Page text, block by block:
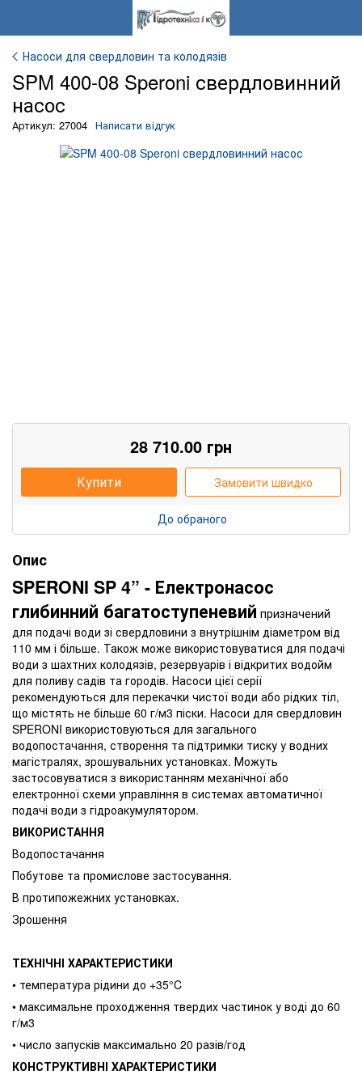
Насоси для свердловин та колодязів
SPM 400-08 Speroni свердловинний
насос
Артикул: 27004 Написати відгук
28 710.00 грн
Купити Замовити швидко
До обраного
Опис
SPERONI SP 4” - Електронасос
глибинний багатоступеневий призначений
для подачі води зі свердловини з внутрішнім діаметром від
110 мм і більше. Також може використовуватися для подачі
води з шахтних колодязів, резервуарів і відкритих водойм
для поливу садів та городів. Насоси цієї серії
рекомендуються для перекачки чистої води або рідких тіл,
що містять не більше 60 г/м3 піски. Насоси для свердловин
SPERONI використовуються для загального
водопостачання, створення та підтримки тиску у водних
магістралях, зрошувальних установках. Можуть
застосовуватися з використанням механічної або
електронної схеми управління в системах автоматичної
подачі води з гідроакумулятором.
ВИКОРИСТАННЯ
Водопостачання
Побутове та промислове застосування.
В протипожежних установках.
Зрошення
ТЕХНІЧНІ ХАРАКТЕРИСТИКИ
• температура рідини до +35°C
• максимальне проходження твердих частинок у воді до 60
г/м3
• число запусків максимально 20 разів/год
КОНСТРУКТИВНІ ХАРАКТЕРИСТИКИ